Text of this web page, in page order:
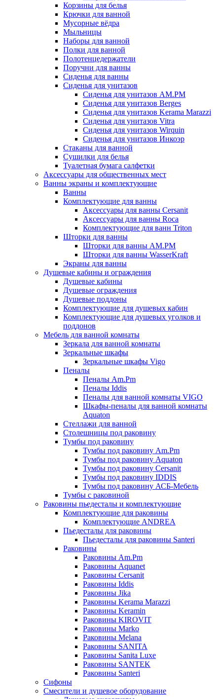
Корзины для белья
Крючки для ванной
Мусорные вёдра
Мыльницы
Наборы для ванной
Полки для ванной
Полотенцедержатели
Поручни для ванны
Сиденья для ванны
Сиденья для унитазов
Сиденья для унитазов AM.PM
Сиденья для унитазов Berges
Сиденья для унитазов Kerama Marazzi
Сиденья для унитазов Vitra
Сиденья для унитазов Wirquin
Сиденья для унитазов Инкоэр
Стаканы для ванной
Сушилки для белья
Туалетная бумага салфетки
Аксессуары для общественных мест
Ванны экраны и комплектующие
Ванны
Комплектующие для ванны
Аксессуары для ванны Cersanit
Аксессуары для ванны Roca
Комплектующие для ванн Triton
Шторки для ванны
Шторки для ванны AM.PM
Шторки для ванны WasserKraft
Экраны для ванны
Душевые кабины и ограждения
Душевые кабины
Душевые ограждения
Душевые поддоны
Комплектующие для душевых кабин
Комплектующие для душевых уголков и
поддонов
Мебель для ванной комнаты
Зеркала для ванной комнаты
Зеркальные шкафы
Зеркальные шкафы Vigo
Пеналы
Пеналы Am.Pm
Пеналы Iddis
Пеналы для ванной комнаты VIGO
Шкафы-пеналы для ванной комнаты
Aquaton
Стеллажи для ванной
Столешницы под раковину
Тумбы под раковину
Тумбы под раковину Am.Pm
Тумбы под раковину Aquaton
Тумбы под раковину Cersanit
Тумбы под раковину IDDIS
Тумбы под раковину АСБ-Мебель
Тумбы с раковиной
Раковины пьедесталы и комплектующие
Комплектующие для раковины
Комплектующие ANDREA
Пьедесталы для раковины
Пьедесталы для раковины Santeri
Раковины
Раковины Am.Pm
Раковины Aquanet
Раковины Cersanit
Раковины Iddis
Раковины Jika
Раковины Kerama Marazzi
Раковины Keramin
Раковины KIROVIT
Раковины Marko
Раковины Melana
Раковины SANITA
Раковины Sanita Luxe
Раковины SANTEK
Раковины Santeri
Сифоны
Смесители и душевое оборудование